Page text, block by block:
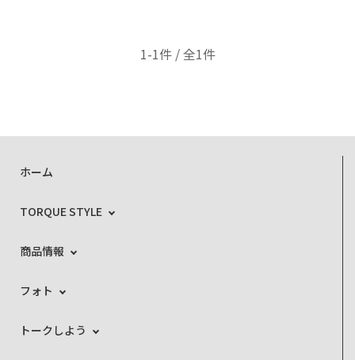
1-1件 / 全1件
ホーム
TORQUE STYLE
商品情報
フォト
トークしよう